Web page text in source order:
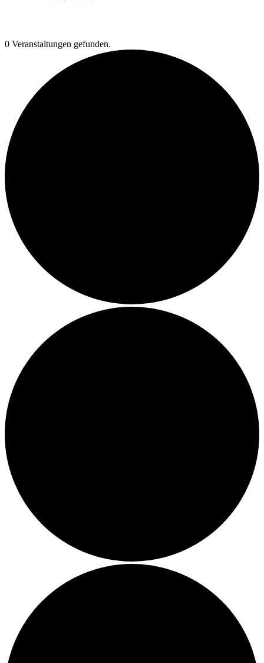
0 Veranstaltungen gefunden.